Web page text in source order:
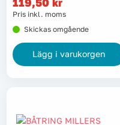
119,50 kr
Pris inkl. moms
Skickas omgående
Lägg i varukorgen